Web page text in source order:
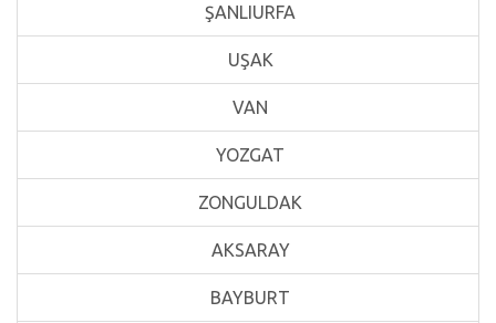
ŞANLIURFA
UŞAK
VAN
YOZGAT
ZONGULDAK
AKSARAY
BAYBURT